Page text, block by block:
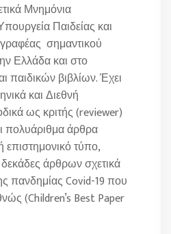
Μνημόνια
Παιδείας και
σημαντικού
Ελλάδα και στο
παιδικών βιβλίων. Έχει
και Διεθνή
ως κριτής (reviewer)
πολυάριθμα άρθρα
επιστημονικό τύπο,
άρθρων σχετικά
πανδημίας Covid-19 που
(Children’s Best Paper